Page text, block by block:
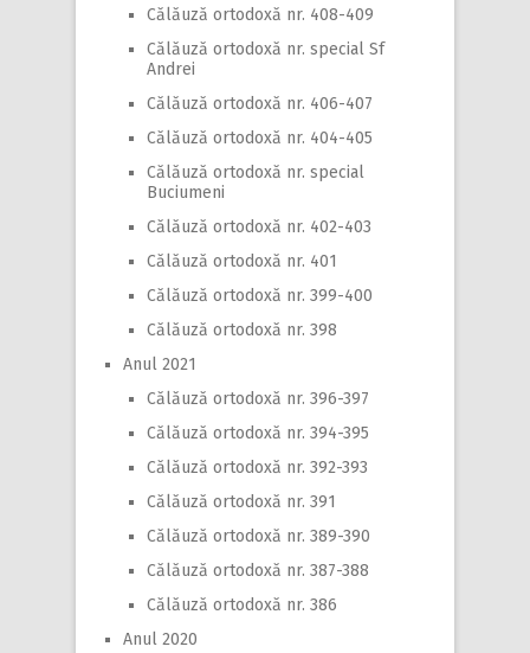
Călăuză ortodoxă nr. 408-409
Călăuză ortodoxă nr. special Sf
Andrei
Călăuză ortodoxă nr. 406-407
Călăuză ortodoxă nr. 404-405
Călăuză ortodoxă nr. special
Buciumeni
Călăuză ortodoxă nr. 402-403
Călăuză ortodoxă nr. 401
Călăuză ortodoxă nr. 399-400
Călăuză ortodoxă nr. 398
Anul 2021
Călăuză ortodoxă nr. 396-397
Călăuză ortodoxă nr. 394-395
Călăuză ortodoxă nr. 392-393
Călăuză ortodoxă nr. 391
Călăuză ortodoxă nr. 389-390
Călăuză ortodoxă nr. 387-388
Călăuză ortodoxă nr. 386
Anul 2020